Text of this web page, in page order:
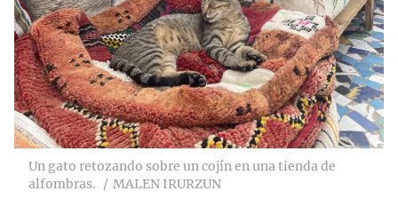
Un gato retozando sobre un cojín en una tienda de
alfombras.
MALEN IRURZUN